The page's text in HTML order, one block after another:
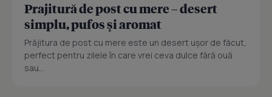
Prajitură de post cu mere – desert
simplu, pufos și aromat
Prăjitura de post cu mere este un desert ușor de făcut,
perfect pentru zilele în care vrei ceva dulce fără ouă
sau...